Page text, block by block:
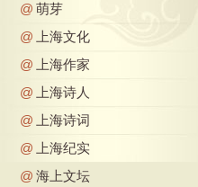
@ 萌芽
@
上海文化
@
上海作家
@
上海诗人
@
上海诗词
@
上海纪实
@ 海上文坛